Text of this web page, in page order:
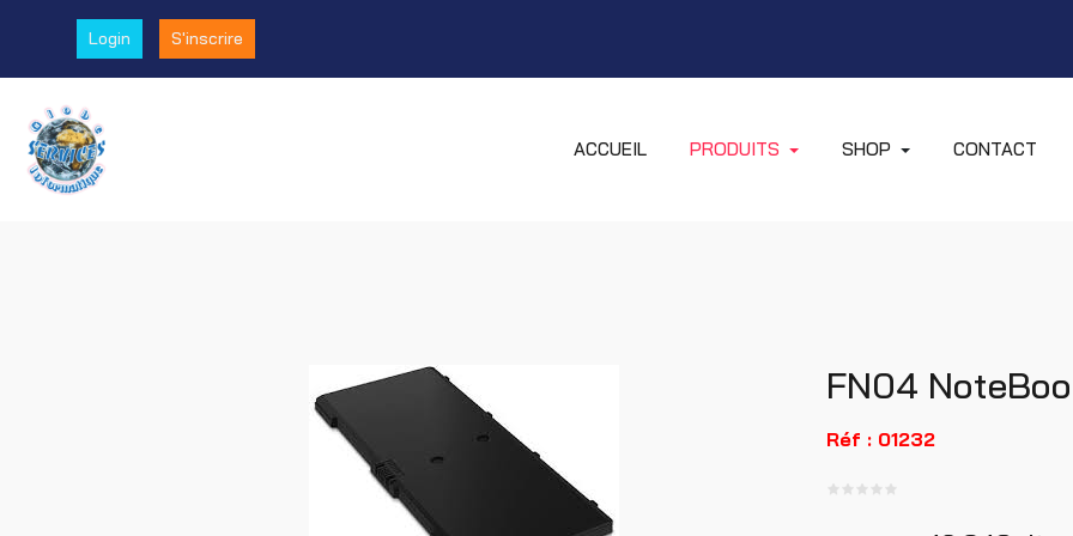
Login S'inscrire
ACCUEIL PRODUITS SHOP CONTACT
FN04
Réf : 01232